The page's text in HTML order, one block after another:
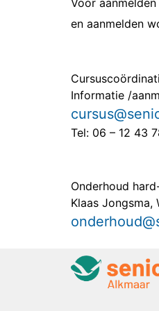
Voor
en aanmelden
Informatie /
Tel: 06 – 12 43
Onderhoud
Klaas Jongsma,